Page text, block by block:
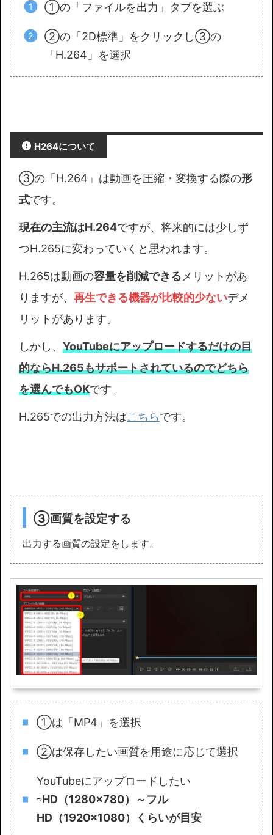
①の「ファイルを出力」タブを選ぶ
②の「2D標準」をクリックし③の
「H.264」を選択
H264について
③の「H.264」は動画を圧縮・変換する際の形
式です。
現在の主流はH.264ですが、将来的には少しず
つH.265に変わっていくと思われます。
H.265は動画の容量を削減できる メリットがあ
りますが、 再生できる機器が比較的少ないデメ
リットがあります。
しかし、 YouTubeにアップロードするだけの目
的ならH.265もサポートされているのでどちら
を選んでもOKです。
H.265での出力方法はこちらです。
③画質を設定する
出力する画質の設定をします。
①は「MP4」を選択
②は保存したい画質を用途に応じて選択
YouTubeにアップロードしたい
⇨HD（1280×780）～フル
HD（1920×1080）くらいが目安